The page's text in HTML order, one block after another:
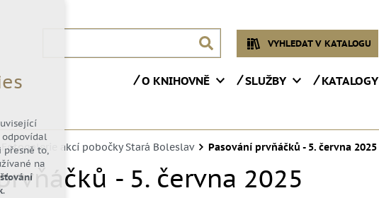
VYHLEDAT V KATALOGU
O KNIHOVNĚ SLUŽBY KATALOGY
Fotogalerie akcí pobočky Stará Boleslav Pasování prvňáčků - 5. června 2025
- 5. června 2025
odpovídal
přesně to,
na
.